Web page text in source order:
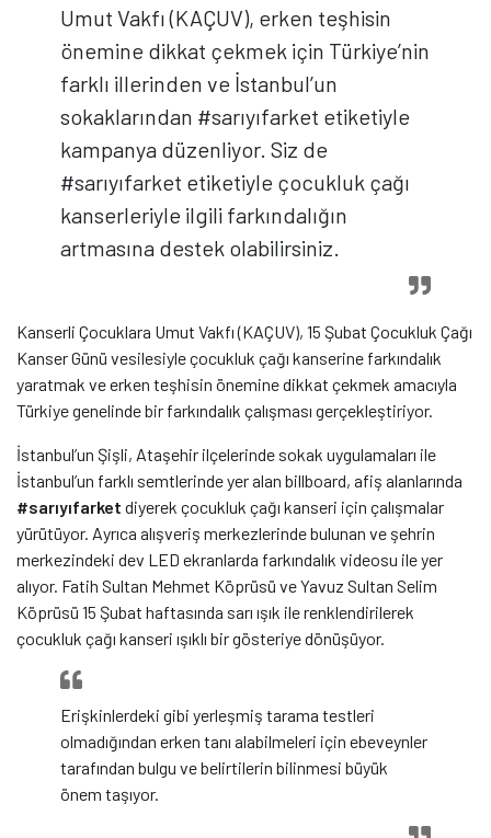
Umut Vakfı (KAÇUV), erken teşhisin
önemine dikkat çekmek için Türkiye’nin
farklı illerinden ve İstanbul’un
sokaklarından #sarıyıfarket etiketiyle
kampanya düzenliyor. Siz de
#sarıyıfarket etiketiyle çocukluk çağı
kanserleriyle ilgili farkındalığın
artmasına destek olabilirsiniz.
Kanserli Çocuklara Umut Vakfı (KAÇUV), 15 Şubat Çocukluk Çağı
Kanser Günü vesilesiyle çocukluk çağı kanserine farkındalık
yaratmak ve erken teşhisin önemine dikkat çekmek amacıyla
Türkiye genelinde bir farkındalık çalışması gerçekleştiriyor.
İstanbul’un Şişli, Ataşehir ilçelerinde sokak uygulamaları ile
İstanbul’un farklı semtlerinde yer alan billboard, afiş alanlarında
#sarıyıfarket diyerek çocukluk çağı kanseri için çalışmalar
yürütüyor. Ayrıca alışveriş merkezlerinde bulunan ve şehrin
merkezindeki dev LED ekranlarda farkındalık videosu ile yer
alıyor. Fatih Sultan Mehmet Köprüsü ve Yavuz Sultan Selim
Köprüsü 15 Şubat haftasında sarı ışık ile renklendirilerek
çocukluk çağı kanseri ışıklı bir gösteriye dönüşüyor.
Erişkinlerdeki gibi yerleşmiş tarama testleri
olmadığından erken tanı alabilmeleri için ebeveynler
tarafından bulgu ve belirtilerin bilinmesi büyük
önem taşıyor.